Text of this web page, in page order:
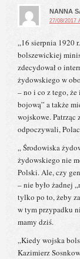
NANNA
27/08/2017
„16 sierpnia 1920
bolszewickiej
zdecydował o
żydowskiego w
– no i co z tego,
bojową” a także
wojskowe.
odpoczywali,
„ Środowiska
żydowskiego nie
Polski. Ale, czy
– nie było żadnej
tylko po to, żeby
w tym przypadku
mamy dziś.
„Kiedy wojska
Kazimierz